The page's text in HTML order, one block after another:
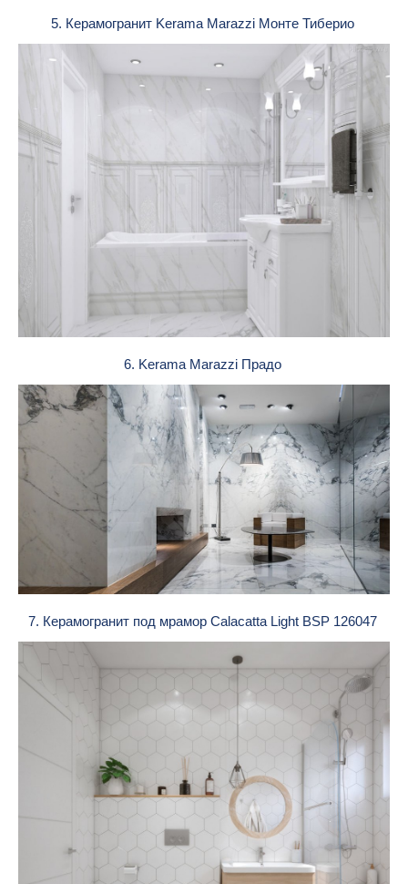
5. Керамогранит Kerama Marazzi Монте Тиберио
6. Kerama Marazzi Прадо
7. Керамогранит под мрамор Calacatta Light BSP 126047